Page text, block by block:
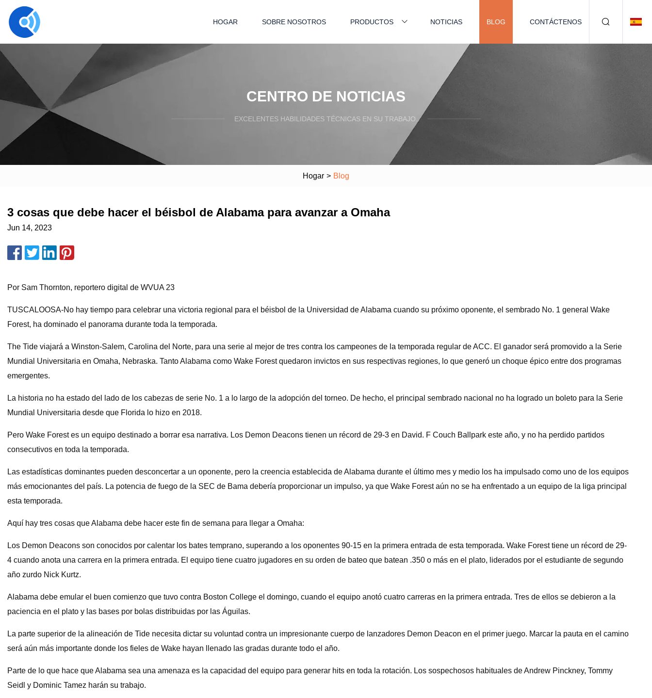
HOGAR SOBRE NOSOTROS PRODUCTOS NOTICIAS BLOG CONTÁCTENOS
CENTRO DE NOTICIAS
EXCELENTES HABILIDADES TÉCNICAS EN SU TRABAJO.
Hogar > Blog
3 cosas que debe hacer el béisbol de Alabama para avanzar a Omaha
Jun 14, 2023
Por Sam Thornton, reportero digital de WVUA 23
TUSCALOOSA-No hay tiempo para celebrar una victoria regional para el béisbol de la Universidad de Alabama cuando su próximo oponente, el sembrado No. 1 general Wake
Forest, ha dominado el panorama durante toda la temporada.
The Tide viajará a Winston-Salem, Carolina del Norte, para una serie al mejor de tres contra los campeones de la temporada regular de ACC. El ganador será promovido a la Serie
Mundial Universitaria en Omaha, Nebraska. Tanto Alabama como Wake Forest quedaron invictos en sus respectivas regiones, lo que generó un choque épico entre dos programas
emergentes.
La historia no ha estado del lado de los cabezas de serie No. 1 a lo largo de la adopción del torneo. De hecho, el principal sembrado nacional no ha logrado un boleto para la Serie
Mundial Universitaria desde que Florida lo hizo en 2018.
Pero Wake Forest es un equipo destinado a borrar esa narrativa. Los Demon Deacons tienen un récord de 29-3 en David. F Couch Ballpark este año, y no ha perdido partidos
consecutivos en toda la temporada.
Las estadísticas dominantes pueden desconcertar a un oponente, pero la creencia establecida de Alabama durante el último mes y medio los ha impulsado como uno de los equipos
más emocionantes del país. La potencia de fuego de la SEC de Bama debería proporcionar un impulso, ya que Wake Forest aún no se ha enfrentado a un equipo de la liga principal
esta temporada.
Aquí hay tres cosas que Alabama debe hacer este fin de semana para llegar a Omaha:
Los Demon Deacons son conocidos por calentar los bates temprano, superando a los oponentes 90-15 en la primera entrada de esta temporada. Wake Forest tiene un récord de 29-
4 cuando anota una carrera en la primera entrada. El equipo tiene cuatro jugadores en su orden de bateo que batean .350 o más en el plato, liderados por el estudiante de segundo
año zurdo Nick Kurtz.
Alabama debe emular el buen comienzo que tuvo contra Boston College el domingo, cuando el equipo anotó cuatro carreras en la primera entrada. Tres de ellos se debieron a la
paciencia en el plato y las bases por bolas distribuidas por las Águilas.
La parte superior de la alineación de Tide necesita dictar su voluntad contra un impresionante cuerpo de lanzadores Demon Deacon en el primer juego. Marcar la pauta en el camino
será aún más importante donde los fieles de Wake hayan llenado las gradas durante todo el año.
Parte de lo que hace que Alabama sea una amenaza es la capacidad del equipo para generar hits en toda la rotación. Los sospechosos habituales de Andrew Pinckney, Tommy
Seidl y Dominic Tamez harán su trabajo.